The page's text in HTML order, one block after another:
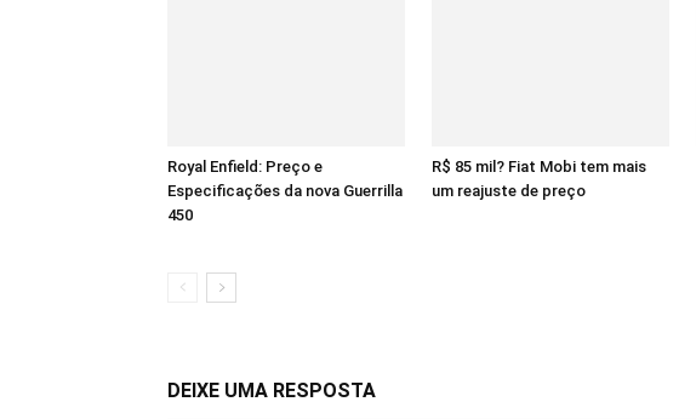
Royal Enfield: Preço e
Especificações da nova Guerrilla
450
R$ 85 mil? Fiat Mobi tem mais
um reajuste de preço
DEIXE UMA RESPOSTA